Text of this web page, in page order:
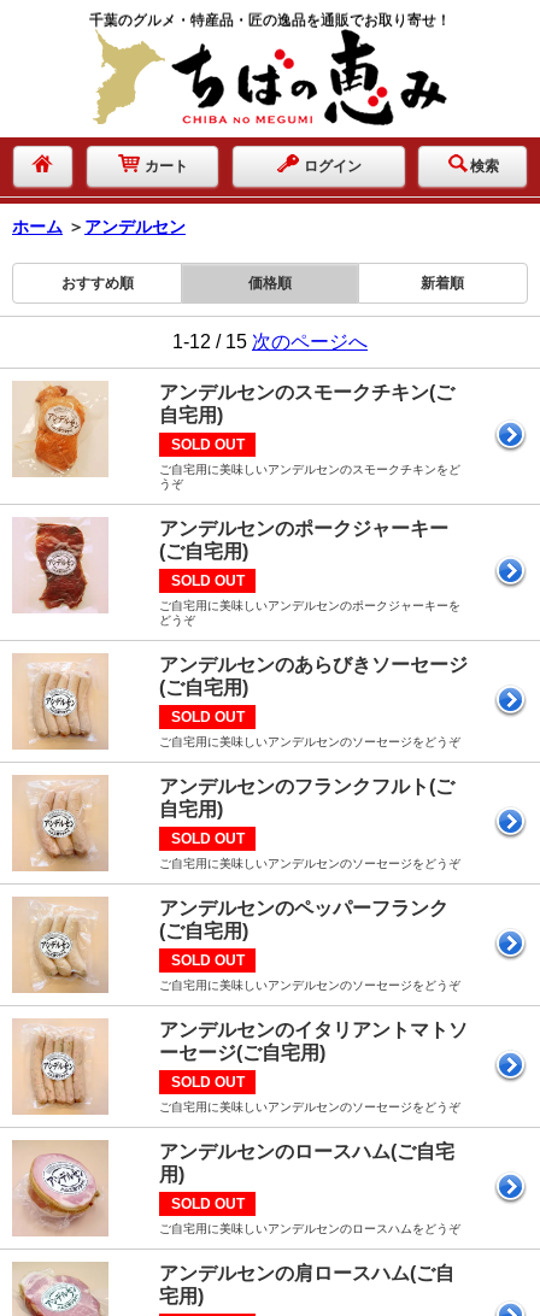
千葉のグルメ・特産品・匠の逸品を通販でお取り寄せ！
カート ログイン 検索
ホーム ＞ アンデルセン
おすすめ順 価格順 新着順
1-12 / 15 次のページへ
アンデルセンのスモークチキン(ご
自宅用)
SOLD OUT
ご自宅用に美味しいアンデルセンのスモークチキンをど
うぞ
アンデルセンのポークジャーキー
(ご自宅用)
SOLD OUT
ご自宅用に美味しいアンデルセンのポークジャーキーを
どうぞ
アンデルセンのあらびきソーセージ
(ご自宅用)
SOLD OUT
ご自宅用に美味しいアンデルセンのソーセージをどうぞ
アンデルセンのフランクフルト(ご
自宅用)
SOLD OUT
ご自宅用に美味しいアンデルセンのソーセージをどうぞ
アンデルセンのペッパーフランク
(ご自宅用)
SOLD OUT
ご自宅用に美味しいアンデルセンのソーセージをどうぞ
アンデルセンのイタリアントマトソ
ーセージ(ご自宅用)
SOLD OUT
ご自宅用に美味しいアンデルセンのソーセージをどうぞ
アンデルセンのロースハム(ご自宅
用)
SOLD OUT
ご自宅用に美味しいアンデルセンのロースハムをどうぞ
アンデルセンの肩ロースハム(ご自
宅用)